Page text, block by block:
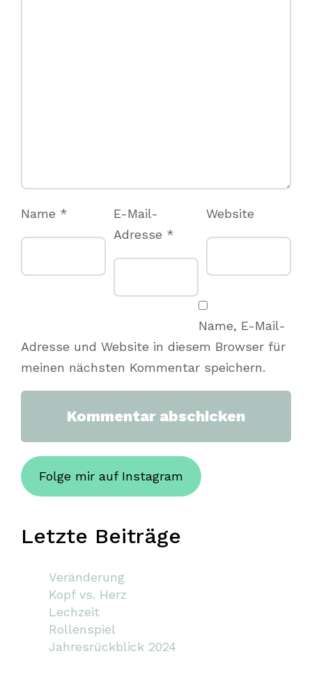
Name *
E-Mail-
Adresse *
Website
Name, E-Mail-
Adresse und Website in diesem Browser für
meinen nächsten Kommentar speichern.
Folge mir auf Instagram
Letzte Beiträge
Veränderung
Kopf vs. Herz
Lechzeit
Rollenspiel
Jahresrückblick 2024